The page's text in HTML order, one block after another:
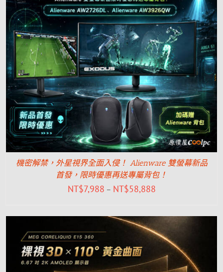
機密解禁，外星視界全面入侵！ Alienware 雙螢幕新品
首發，限時優惠再送專屬背包！
NT$7,988 – NT$58,888